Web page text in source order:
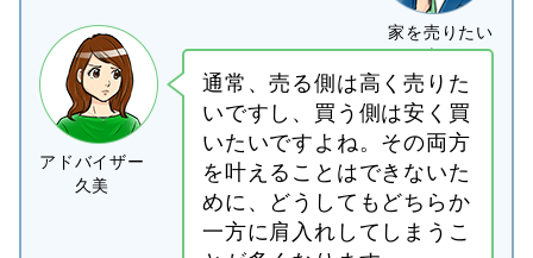
通常、売る側は高く売りた
いですし、買う側は安く買
いたいですよね。その両方
を叶えることはできないた
めに、どうしてもどちらか
一方に肩入れしてしまうこ